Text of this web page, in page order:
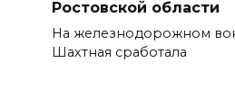
07 августа 2026 22:04
Ростовской области
На железнодорожном
Шахтная сработала